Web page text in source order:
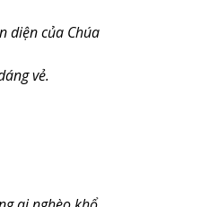
diện của Chúa
vẻ.